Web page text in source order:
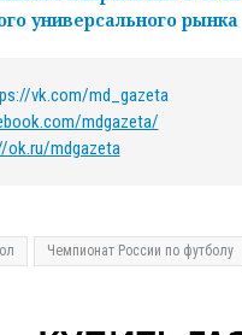
универсального рынка
vk.com/md_gazeta
mdgazeta/
ok.ru/mdgazeta
Чемпионат России по футболу